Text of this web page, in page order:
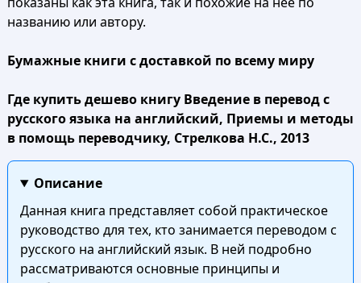
названию или автору.
Бумажные книги с доставкой по всему миру
Где купить дешево книгу Введение в перевод с
русского языка на английский, Приемы и методы
в помощь переводчику, Стрелкова Н.С., 2013
Описание
Данная книга представляет собой практическое
руководство для тех, кто занимается переводом с
русского на английский язык. В ней подробно
рассматриваются основные принципы и